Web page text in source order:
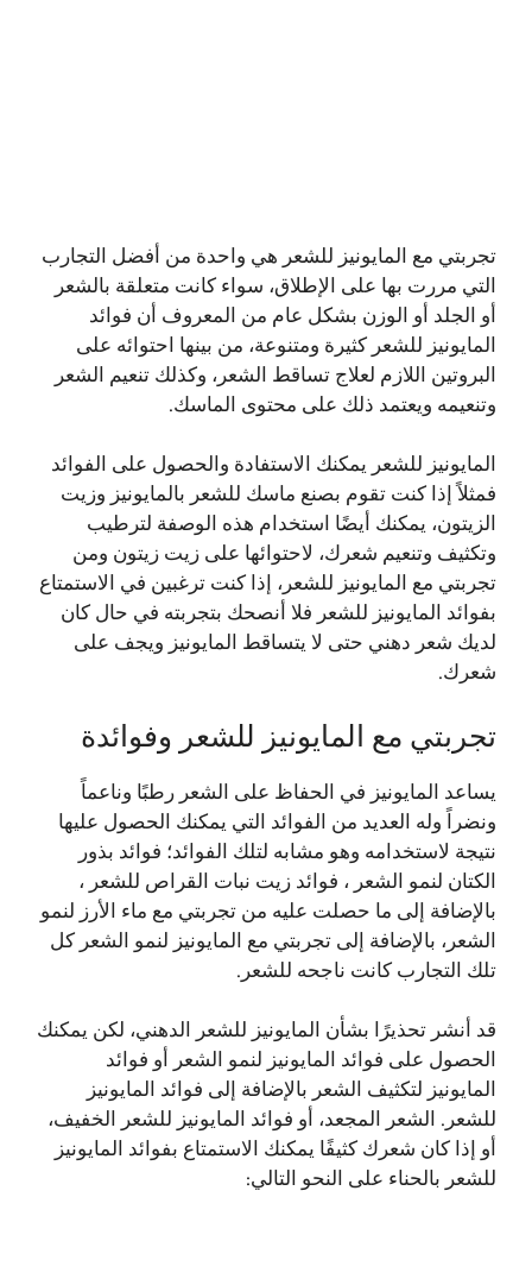
تجربتي مع المايونيز للشعر هي واحدة من أفضل التجارب
التي مررت بها على الإطلاق، سواء كانت متعلقة بالشعر
أو الجلد أو الوزن بشكل عام من المعروف أن فوائد
المايونيز للشعر كثيرة ومتنوعة، من بينها احتوائه على
البروتين اللازم لعلاج تساقط الشعر، وكذلك تنعيم الشعر
وتنعيمه ويعتمد ذلك على محتوى الماسك.
المايونيز للشعر يمكنك الاستفادة والحصول على الفوائد
فمثلاً إذا كنت تقوم بصنع ماسك للشعر بالمايونيز وزيت
الزيتون، يمكنك أيضًا استخدام هذه الوصفة لترطيب
وتكثيف وتنعيم شعرك، لاحتوائها على زيت زيتون ومن
تجربتي مع المايونيز للشعر، إذا كنت ترغبين في الاستمتاع
بفوائد المايونيز للشعر فلا أنصحك بتجربته في حال كان
لديك شعر دهني حتى لا يتساقط المايونيز ويجف على
شعرك.
تجربتي مع المايونيز للشعر وفوائدة
يساعد المايونيز في الحفاظ على الشعر رطبًا وناعماً
ونضراً وله العديد من الفوائد التي يمكنك الحصول عليها
نتيجة لاستخدامه وهو مشابه لتلك الفوائد؛ فوائد بذور
الكتان لنمو الشعر ، فوائد زيت نبات القراص للشعر ،
بالإضافة إلى ما حصلت عليه من تجربتي مع ماء الأرز لنمو
الشعر، بالإضافة إلى تجربتي مع المايونيز لنمو الشعر كل
تلك التجارب كانت ناجحه للشعر.
قد أنشر تحذيرًا بشأن المايونيز للشعر الدهني، لكن يمكنك
الحصول على فوائد المايونيز لنمو الشعر أو فوائد
المايونيز لتكثيف الشعر بالإضافة إلى فوائد المايونيز
للشعر. الشعر المجعد، أو فوائد المايونيز للشعر الخفيف،
أو إذا كان شعرك كثيفًا يمكنك الاستمتاع بفوائد المايونيز
للشعر بالحناء على النحو التالي: